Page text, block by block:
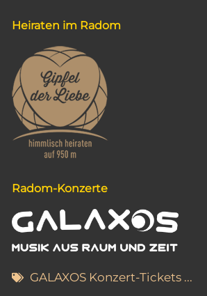
Heiraten im Radom
Radom-Konzerte
GALAXOS Konzert-Tickets ...